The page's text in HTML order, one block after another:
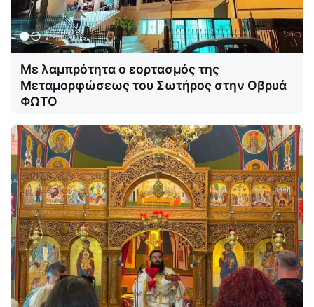
Με λαμπρότητα ο εορτασμός της
Μεταμορφώσεως του Σωτήρος στην Οβρυά
ΦΩΤΟ